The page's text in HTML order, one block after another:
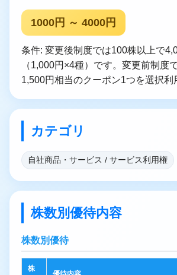
1000円 ～ 4000円
条件: 変更後制度では100株以上で
（1,000円×4種）です。変更前制度
1,500円相当のクーポン1つを選択利
カテゴリ
自社商品・サービス / サービス利用権
株数別優待内容
株数別優待
株